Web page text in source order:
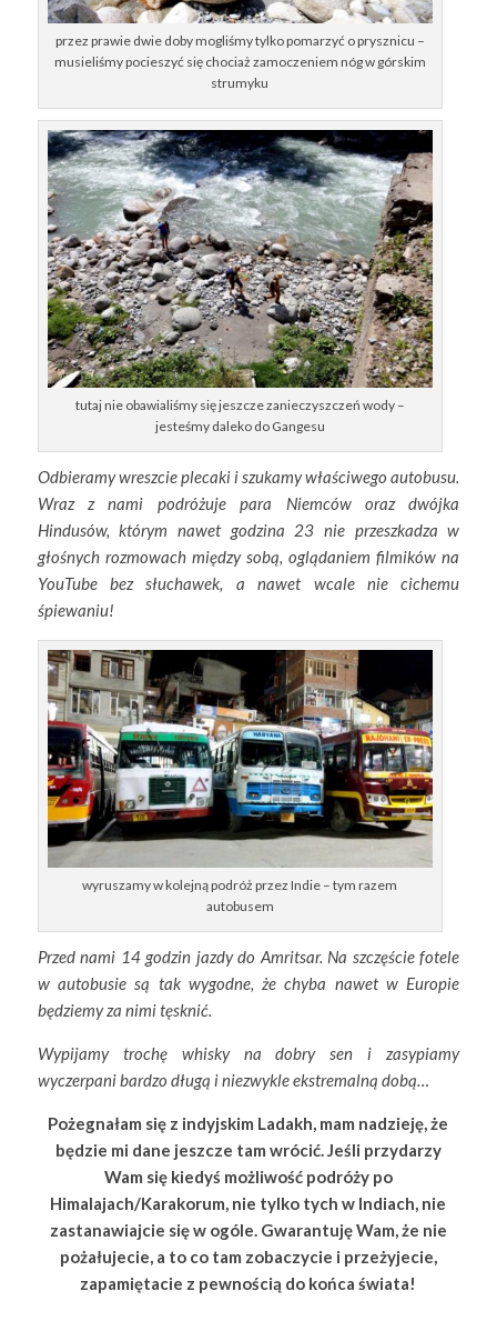
przez prawie dwie doby mogliśmy tylko pomarzyć o prysznicu –
musieliśmy pocieszyć się chociaż zamoczeniem nóg w górskim
strumyku
tutaj nie obawialiśmy się jeszcze zanieczyszczeń wody –
jesteśmy daleko do Gangesu
Odbieramy wreszcie plecaki i szukamy właściwego autobusu.
Wraz z nami podróżuje para Niemców oraz dwójka
Hindusów, którym nawet godzina 23 nie przeszkadza w
głośnych rozmowach między sobą, oglądaniem filmików na
YouTube bez słuchawek, a nawet wcale nie cichemu
śpiewaniu!
wyruszamy w kolejną podróż przez Indie – tym razem
autobusem
Przed nami 14 godzin jazdy do Amritsar. Na szczęście fotele
w autobusie są tak wygodne, że chyba nawet w Europie
będziemy za nimi tęsknić.
Wypijamy trochę whisky na dobry sen i zasypiamy
wyczerpani bardzo długą i niezwykle ekstremalną dobą…
Pożegnałam się z indyjskim Ladakh, mam nadzieję, że
będzie mi dane jeszcze tam wrócić.Jeśli przydarzy
Wam się kiedyś możliwość podróży po
Himalajach/Karakorum, nie tylko tych w Indiach, nie
zastanawiajcie się w ogóle. Gwarantuję Wam, że nie
pożałujecie, a to co tam zobaczycie i przeżyjecie,
zapamiętacie z pewnością do końca świata!